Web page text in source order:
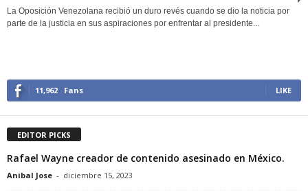
La Oposición Venezolana recibió un duro revés cuando se dio la noticia por
parte de la justicia en sus aspiraciones por enfrentar al presidente...
11,962 Fans LIKE
EDITOR PICKS
Rafael Wayne creador de contenido asesinado en México.
Anibal Jose - diciembre 15, 2023